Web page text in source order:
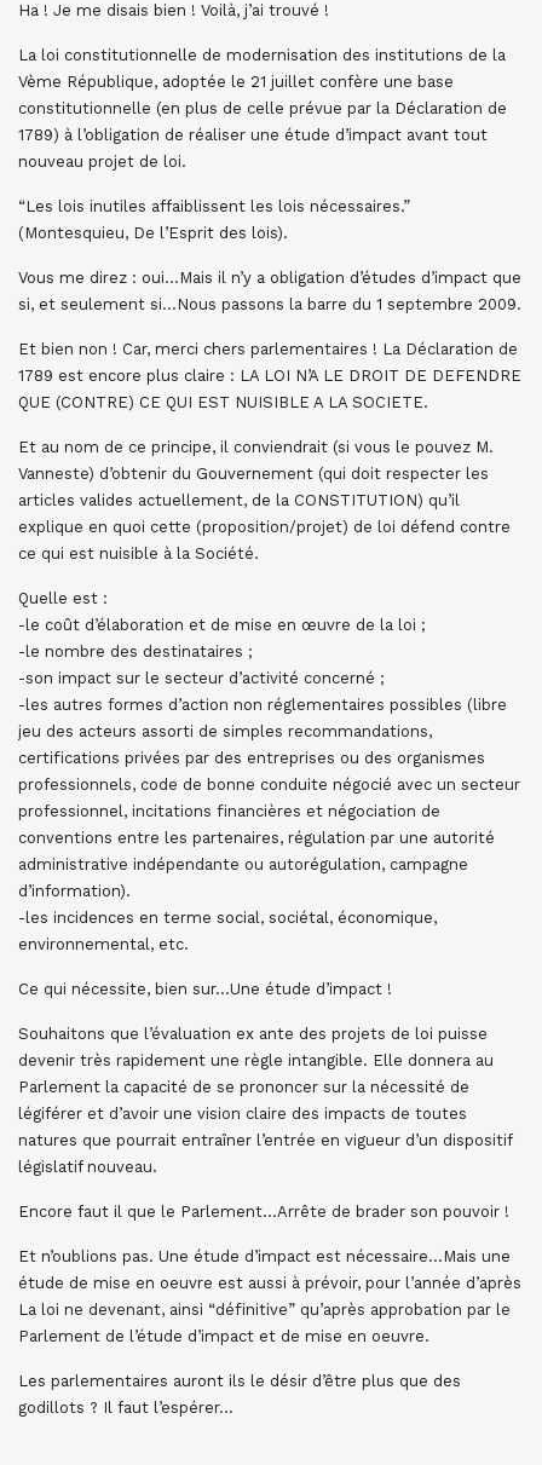
Ha ! Je me disais bien ! Voilà, j’ai trouvé !
La loi constitutionnelle de modernisation des institutions de la
Vème République, adoptée le 21 juillet confère une base
constitutionnelle (en plus de celle prévue par la Déclaration de
1789) à l’obligation de réaliser une étude d’impact avant tout
nouveau projet de loi.
“Les lois inutiles affaiblissent les lois nécessaires.”
(Montesquieu, De l’Esprit des lois).
Vous me direz : oui…Mais il n’y a obligation d’études d’impact que
si, et seulement si…Nous passons la barre du 1 septembre 2009.
Et bien non ! Car, merci chers parlementaires ! La Déclaration de
1789 est encore plus claire : LA LOI N’A LE DROIT DE DEFENDRE
QUE (CONTRE) CE QUI EST NUISIBLE A LA SOCIETE.
Et au nom de ce principe, il conviendrait (si vous le pouvez M.
Vanneste) d’obtenir du Gouvernement (qui doit respecter les
articles valides actuellement, de la CONSTITUTION) qu’il
explique en quoi cette (proposition/projet) de loi défend contre
ce qui est nuisible à la Société.
Quelle est :
-le coût d’élaboration et de mise en œuvre de la loi ;
-le nombre des destinataires ;
-son impact sur le secteur d’activité concerné ;
-les autres formes d’action non réglementaires possibles (libre
jeu des acteurs assorti de simples recommandations,
certifications privées par des entreprises ou des organismes
professionnels, code de bonne conduite négocié avec un secteur
professionnel, incitations financières et négociation de
conventions entre les partenaires, régulation par une autorité
administrative indépendante ou autorégulation, campagne
d’information).
-les incidences en terme social, sociétal, économique,
environnemental, etc.
Ce qui nécessite, bien sur…Une étude d’impact !
Souhaitons que l’évaluation ex ante des projets de loi puisse
devenir très rapidement une règle intangible. Elle donnera au
Parlement la capacité de se prononcer sur la nécessité de
légiférer et d’avoir une vision claire des impacts de toutes
natures que pourrait entraîner l’entrée en vigueur d’un dispositif
législatif nouveau.
Encore faut il que le Parlement…Arrête de brader son pouvoir !
Et n’oublions pas. Une étude d’impact est nécessaire…Mais une
étude de mise en oeuvre est aussi à prévoir, pour l’année d’après
La loi ne devenant, ainsi “définitive” qu’après approbation par le
Parlement de l’étude d’impact et de mise en oeuvre.
Les parlementaires auront ils le désir d’être plus que des
godillots ? Il faut l’espérer…